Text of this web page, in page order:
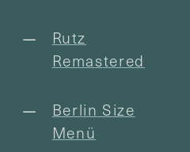
Rutz
Remastered
Berlin Size
Menü